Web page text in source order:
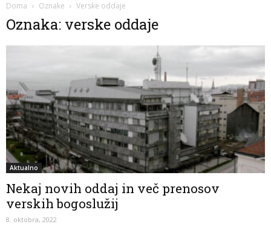
Doma Oznake Verske oddaje
Oznaka: verske oddaje
Aktualno
Nekaj novih oddaj in več prenosov
verskih bogoslužij
8. oktobra, 2022